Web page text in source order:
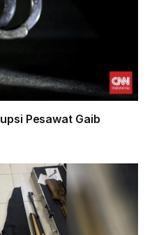
Pesawat Gaib